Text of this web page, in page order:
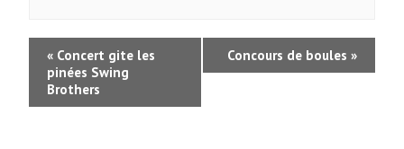
« Concert gite les
pinées Swing
Brothers
Concours de boules »